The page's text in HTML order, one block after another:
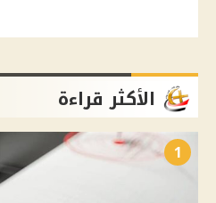
الأكثر قراءة
1